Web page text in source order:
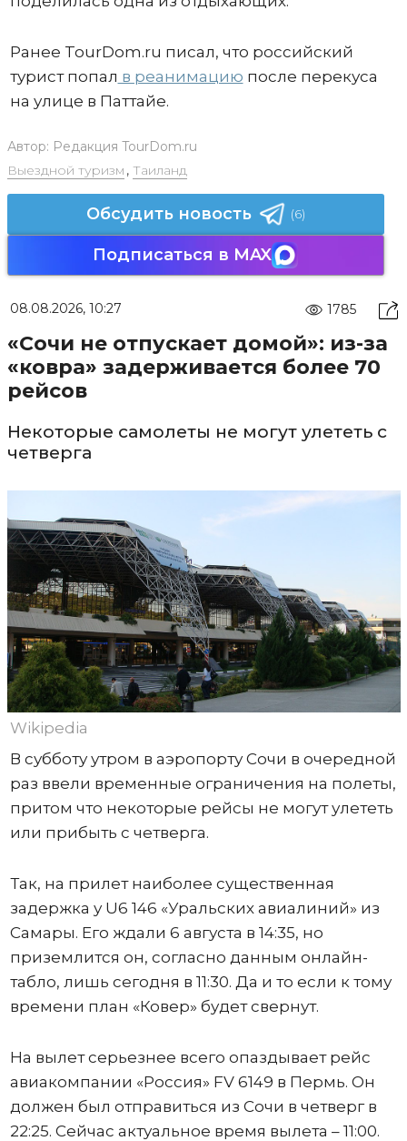
Ранее TourDom.ru писал, что российский
турист попал в реанимацию после перекуса
на улице в Паттайе.
Автор: Редакция TourDom.ru
Выездной туризм , Таиланд
Обсудить новость (6)
Подписаться в MAX
08.08.2026, 10:27 1785
«Сочи не отпускает домой»: из-за
«ковра» задерживается более 70
рейсов
Некоторые самолеты не могут улететь с
четверга
Wikipedia
В субботу утром в аэропорту Сочи в очередной
раз ввели временные ограничения на полеты,
притом что некоторые рейсы не могут улететь
или прибыть с четверга.
Так, на прилет наиболее существенная
задержка у U6 146 «Уральских авиалиний» из
Самары. Его ждали 6 августа в 14:35, но
приземлится он, согласно данным онлайн-
табло, лишь сегодня в 11:30. Да и то если к тому
времени план «Ковер» будет свернут.
На вылет серьезнее всего опаздывает рейс
авиакомпании «Россия» FV 6149 в Пермь. Он
должен был отправиться из Сочи в четверг в
22:25. Сейчас актуальное время вылета – 11:00.